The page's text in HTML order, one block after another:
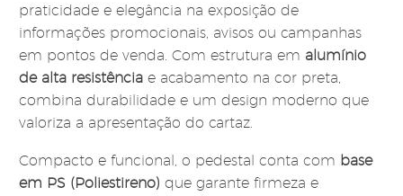
praticidade e elegância na exposição de
informações promocionais, avisos ou campanhas
em pontos de venda. Com estrutura em alumínio
de alta resistência e acabamento na cor preta,
combina durabilidade e um design moderno que
valoriza a apresentação do cartaz.
Compacto e funcional, o pedestal conta com base
em PS (Poliestireno) que garante firmeza e